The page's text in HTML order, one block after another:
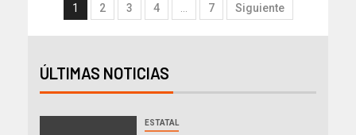
1 2 3 4 7 Siguiente
ÚLTIMAS NOTICIAS
ESTATAL